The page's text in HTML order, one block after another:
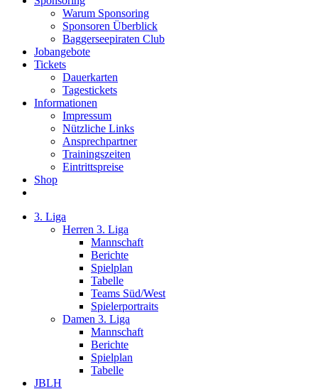
Warum Sponsoring
Sponsoren Überblick
Baggerseepiraten Club
Jobangebote
Tickets
Dauerkarten
Tagestickets
Informationen
Impressum
Nützliche Links
Ansprechpartner
Trainingszeiten
Eintrittspreise
Shop
3. Liga
Herren 3. Liga
Mannschaft
Berichte
Spielplan
Tabelle
Teams Süd/West
Spielerportraits
Damen 3. Liga
Mannschaft
Berichte
Spielplan
Tabelle
JBLH